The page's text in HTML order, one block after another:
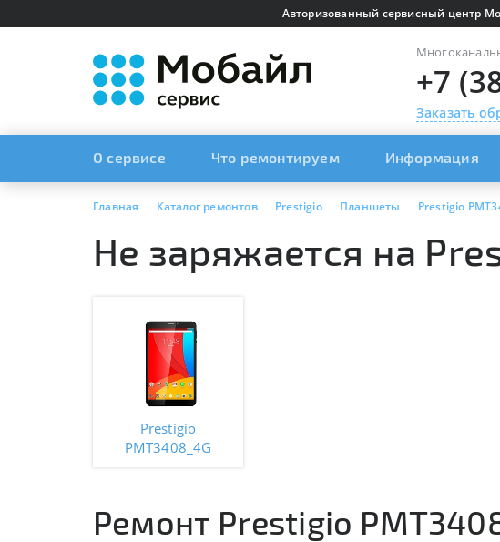
Авторизованный сервисный центр
+7
Заказать
О сервисе Что ремонтируем Информация
Главная Каталог ремонтов Prestigio Планшеты Prestigio
Не заряжается на
Prestigio
PMT3408_4G
Ремонт Prestigio